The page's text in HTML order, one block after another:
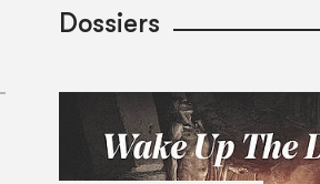
Dossiers